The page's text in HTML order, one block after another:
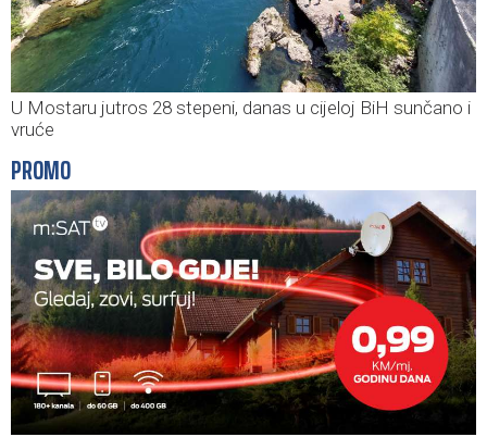
U Mostaru jutros 28 stepeni, danas u cijeloj BiH sunčano i
vruće
PROMO